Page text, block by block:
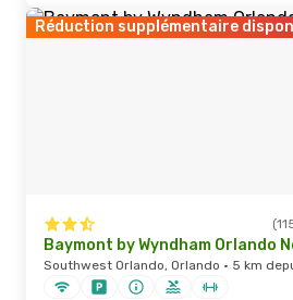
Réduction supplémentaire
Baymont by Wyndham Orlando
Southwest Orlando, Orlando · 5 km